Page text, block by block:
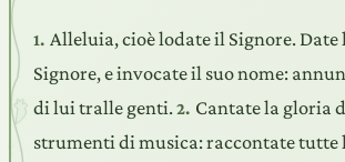
1. Alleluia, cioè lodate il Signore. Date
Signore, e invocate il suo nome:
di lui tralle genti. 2. Cantate la gloria
strumenti di musica: raccontate tutte